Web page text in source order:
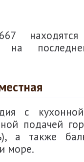
на
с
подачей
а также
море.